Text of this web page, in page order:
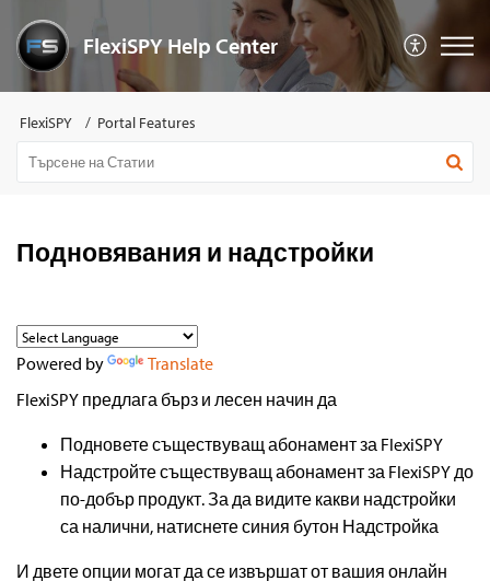
FlexiSPY Help Center
FlexiSPY Portal Features
Подновявания и надстройки
Powered by
Translate
FlexiSPY предлага бърз и лесен начин да
Подновете съществуващ абонамент за FlexiSPY
Надстройте съществуващ абонамент за FlexiSPY до
по-добър продукт. За да видите какви надстройки
са налични, натиснете синия бутон Надстройка
И двете опции могат да се извършат от вашия онлайн